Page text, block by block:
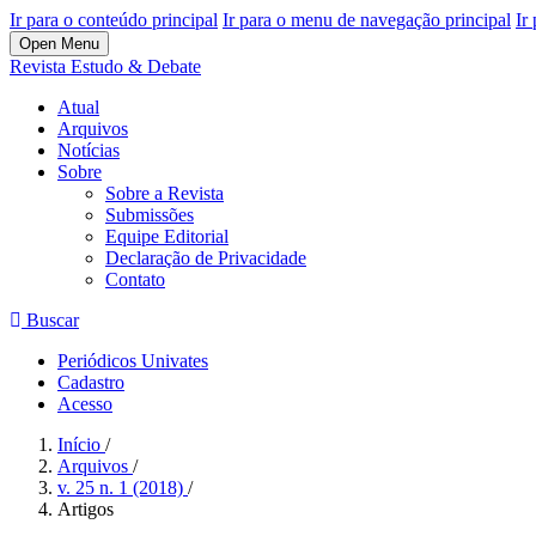
Ir para o conteúdo principal Ir para o menu de navegação principal Ir
Open Menu
Revista Estudo & Debate
Atual
Arquivos
Notícias
Sobre
Sobre a Revista
Submissões
Equipe Editorial
Declaração de Privacidade
Contato
Buscar
Periódicos Univates
Cadastro
Acesso
Início /
Arquivos /
v. 25 n. 1 (2018) /
Artigos